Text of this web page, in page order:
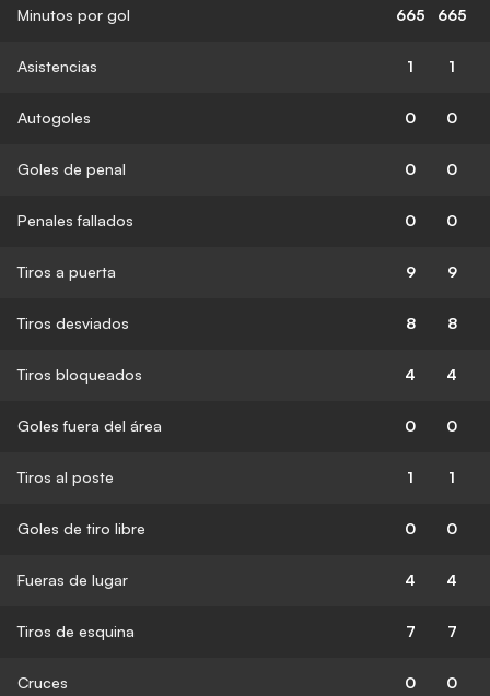
Minutos por gol 665 665
Asistencias 1 1
Autogoles 0 0
Goles de penal 0 0
Penales fallados 0 0
Tiros a puerta 9 9
Tiros desviados 8 8
Tiros bloqueados 4 4
Goles fuera del área 0 0
Tiros al poste 1 1
Goles de tiro libre 0 0
Fueras de lugar 4 4
Tiros de esquina 7 7
Cruces 0 0